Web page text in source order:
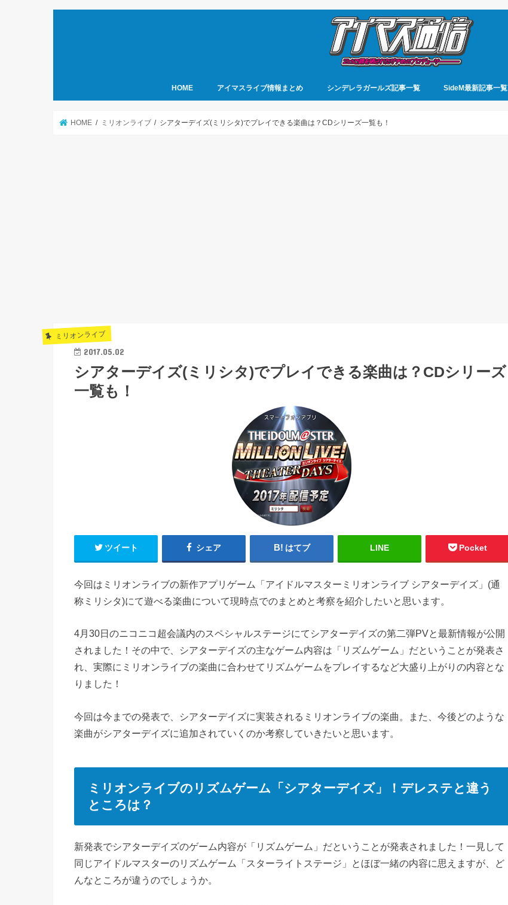
HOME アイマスライブ情報まとめ シンデレラガールズ記事一覧 SideM最新記事一覧
HOME ミリオンライブ シアターデイズ(ミリシタ)でプレイできる楽曲は？CDシリーズ一覧も！
ミリオンライブ
2017.05.02
シアターデイズ(ミリシタ)でプレイできる楽曲は？CDシリーズ
一覧も！
ツイート シェア はてブ LINE Pocket
今回はミリオンライブの新作アプリゲーム「アイドルマスターミリオンライブ シアターデイズ」(通
称ミリシタ)にて遊べる楽曲について現時点でのまとめと考察を紹介したいと思います。
4月30日のニコニコ超会議内のスペシャルステージにてシアターデイズの第二弾PVと最新情報が公開
されました！その中で、シアターデイズの主なゲーム内容は「リズムゲーム」だということが発表さ
れ、実際にミリオンライブの楽曲に合わせてリズムゲームをプレイするなど大盛り上がりの内容とな
りました！
今回は今までの発表で、シアターデイズに実装されるミリオンライブの楽曲。また、今後どのような
楽曲がシアターデイズに追加されていくのか考察していきたいと思います。
ミリオンライブのリズムゲーム「シアターデイズ」！デレステと違う
ところは？
新発表でシアターデイズのゲーム内容が「リズムゲーム」だということが発表されました！一見して
同じアイドルマスターのリズムゲーム「スターライトステージ」とほぼ一緒の内容に思えますが、ど
んなところが違うのでしょうか。